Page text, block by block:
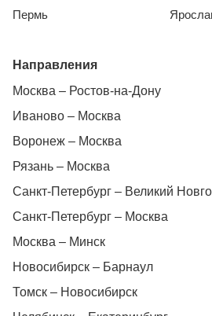
Пермь
Направления
Москва – Ростов-на-Дону
Иваново – Москва
Воронеж – Москва
Рязань – Москва
Санкт-Петербург – Великий
Санкт-Петербург – Москва
Москва – Минск
Новосибирск – Барнаул
Томск – Новосибирск